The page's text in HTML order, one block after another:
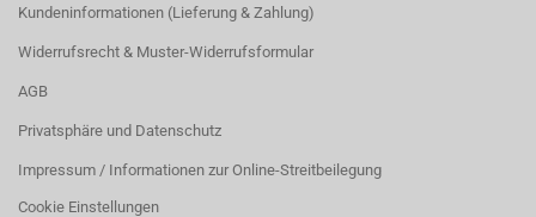
Kundeninformationen (Lieferung & Zahlung)
Widerrufsrecht & Muster-Widerrufsformular
AGB
Privatsphäre und Datenschutz
Impressum / Informationen zur Online-Streitbeilegung
Cookie Einstellungen